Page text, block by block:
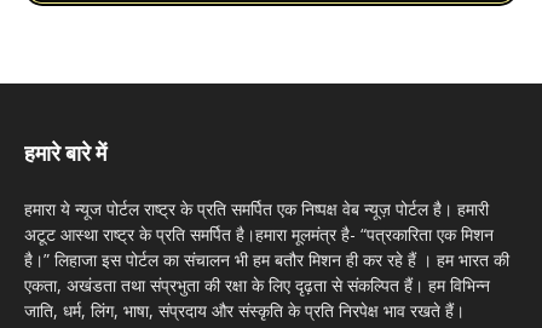
हमारे बारे में
हमारा ये न्यूज पोर्टल राष्ट्र के प्रति समर्पित एक निष्पक्ष वेब न्यूज़ पोर्टल है। हमारी
अटूट आस्था राष्ट्र के प्रति समर्पित है।हमारा मूलमंत्र है- “पत्रकारिता एक मिशन
है।” लिहाजा इस पोर्टल का संचालन भी हम बतौर मिशन ही कर रहे हैं । हम भारत की
एकता, अखंडता तथा संप्रभुता की रक्षा के लिए दृढ़ता से संकल्पित हैं। हम विभिन्न
जाति, धर्म, लिंग, भाषा, संप्रदाय और संस्कृति के प्रति निरपेक्ष भाव रखते हैं।